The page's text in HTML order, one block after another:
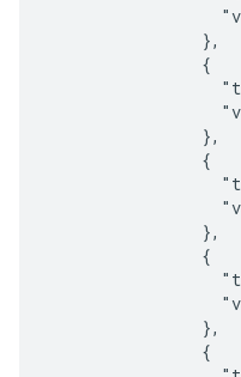
                },
                {
                },
                {
                },
                {
                },
                {